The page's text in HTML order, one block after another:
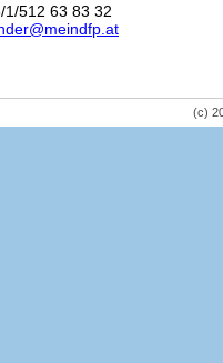
1/512 63 83 32
(c)